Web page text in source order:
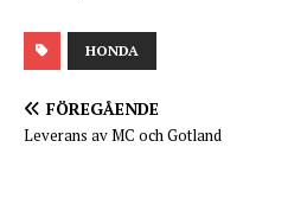
HONDA
FÖREGÅENDE
Leverans av MC och Gotland